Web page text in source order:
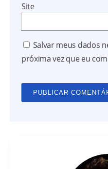
Site
Salvar meus dados
próxima vez que eu